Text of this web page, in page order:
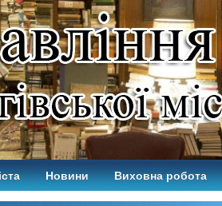
Новини Виховна робота